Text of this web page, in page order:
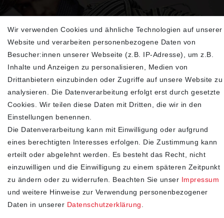
Sehen Sie sich unsere neu eingetroffenen
Highlights an
SHOP
Impressum
Daten­schutz­erklärung
Wir verwenden Cookies und ähnliche Technologien auf unserer
Website und verarbeiten personenbezogene Daten von
Besucher:innen unserer Webseite (z.B. IP-Adresse), um z.B.
Inhalte und Anzeigen zu personalisieren, Medien von
Drittanbietern einzubinden oder Zugriffe auf unsere Website zu
analysieren. Die Datenverarbeitung erfolgt erst durch gesetzte
Cookies. Wir teilen diese Daten mit Dritten, die wir in den
Einstellungen benennen.
Die Datenverarbeitung kann mit Einwilligung oder aufgrund
eines berechtigten Interesses erfolgen. Die Zustimmung kann
erteilt oder abgelehnt werden. Es besteht das Recht, nicht
einzuwilligen und die Einwilligung zu einem späteren Zeitpunkt
zu ändern oder zu widerrufen. Beachten Sie unser Impressum
und weitere Hinweise zur Verwendung personenbezogener
Daten in unserer Daten­schutz­erklärung